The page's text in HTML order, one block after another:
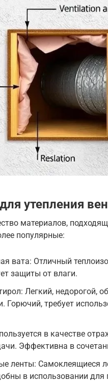
утепления
материалов,
популярные:
вата: Отличный
защиты от влаги.
Легкий, недорогой,
Горючий, требует
в качестве
Эффективна в
ленты: Самоклеящиеся
в использовании для